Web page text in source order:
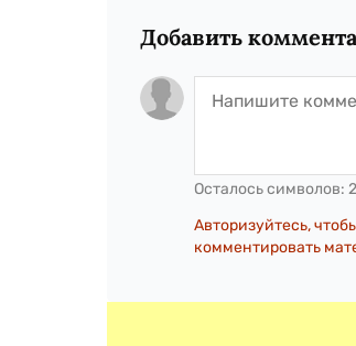
Добавить
Осталось символов:
Авторизуйтесь,
комментировать